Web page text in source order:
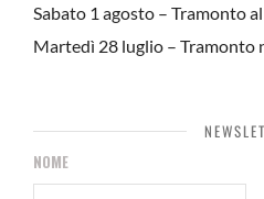
Sabato 1 agosto – Tramonto
Martedì 28 luglio – Tramonto
NOME